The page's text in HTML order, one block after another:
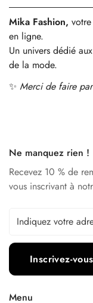
Mika Fashion,
en ligne.
Un univers dédié
de la mode.
✨ Merci de faire
Ne manquez rien !
Recevez 10 % de
vous inscrivant à
Inscrivez-
Menu